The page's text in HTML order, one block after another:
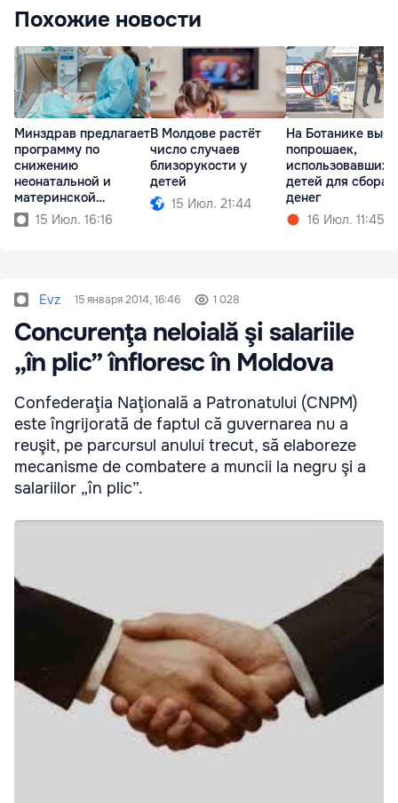
Похожие новости
Минздрав предлагает
программу по
снижению
неонатальной и
материнской
смертности
15 Июл. 16:16
В Молдове растёт
число случаев
близорукости у
детей
15 Июл. 21:44
На Ботанике
попрошаек,
использовавших
детей для сбора
денег
16 Июл. 11:45
Evz 15 января 2014, 16:46 1 028
Concurenţa neloială şi salariile
„în plic” înfloresc în Moldova
Confederaţia Naţională a Patronatului (CNPM)
este îngrijorată de faptul că guvernarea nu a
reuşit, pe parcursul anului trecut, să elaboreze
mecanisme de combatere a muncii la negru şi a
salariilor „în plic”.